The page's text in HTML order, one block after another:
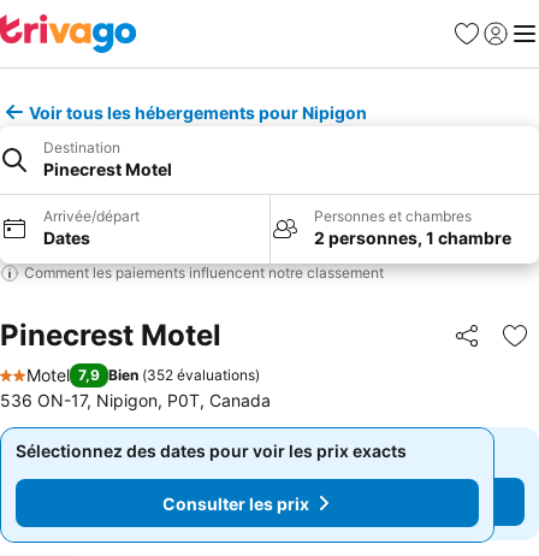
Favoris
Se
Voir tous les hébergements pour Nipigon
Destination
Pinecrest Motel
Arrivée/départ
Dates
Personnes et chambres
2 personnes, 1 chambre
Comment les paiements influencent notre classement
Pinecrest Motel Partager
2 Étoiles
Motel 7,9 Bien (352 évaluations)
536 ON-17, Nipigon, P0T, Canada
Sélectionnez des dates pour voir les prix exacts
Consulter les prix
Sélectionnez des dates pour voir les prix exacts
Consulter les prix